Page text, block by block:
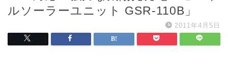
ルソーラーユニット GSR-110B」
2011年4月5日